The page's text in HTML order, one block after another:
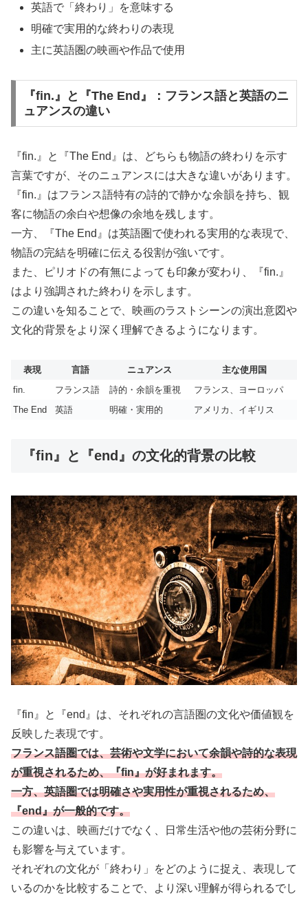
英語で「終わり」を意味する
明確で実用的な終わりの表現
主に英語圏の映画や作品で使用
『fin.』と『The End』：フランス語と英語のニ
ュアンスの違い
『fin.』と『The End』は、どちらも物語の終わりを示す
言葉ですが、そのニュアンスには大きな違いがあります。
『fin.』はフランス語特有の詩的で静かな余韻を持ち、観
客に物語の余白や想像の余地を残します。
一方、『The End』は英語圏で使われる実用的な表現で、
物語の完結を明確に伝える役割が強いです。
また、ピリオドの有無によっても印象が変わり、『fin.』
はより強調された終わりを示します。
この違いを知ることで、映画のラストシーンの演出意図や
文化的背景をより深く理解できるようになります。
表現 言語 ニュアンス
主な使用国
fin.
フランス語 詩的・余韻を重視
フランス、ヨーロッパ
The End
英語 明確・実用的 アメリカ、イギリス
『fin』と『end』の文化的背景の比較
『fin』と『end』は、それぞれの言語圏の文化や価値観を
反映した表現です。
フランス語圏では、芸術や文学において余韻や詩的な表現
が重視されるため、『fin』が好まれます。
一方、英語圏では明確さや実用性が重視されるため、
『end』が一般的です。
この違いは、映画だけでなく、日常生活や他の芸術分野に
も影響を与えています。
それぞれの文化が「終わり」をどのように捉え、表現して
いるのかを比較することで、より深い理解が得られるでし